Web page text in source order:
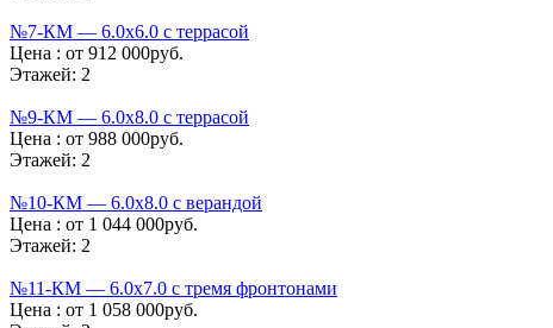
№7-КМ — 6.0х6.0 с террасой
Цена : от 912 000руб.
Этажей: 2
№9-КМ — 6.0х8.0 с террасой
Цена : от 988 000руб.
Этажей: 2
№10-КМ — 6.0х8.0 с верандой
Цена : от 1 044 000руб.
Этажей: 2
№11-КМ — 6.0х7.0 с тремя фронтонами
Цена : от 1 058 000руб.